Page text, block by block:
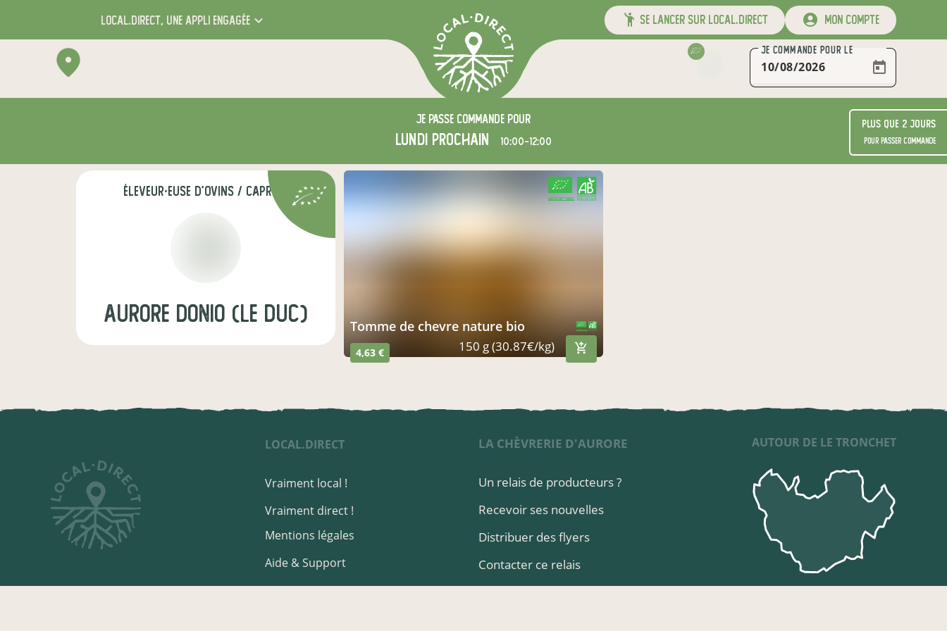
local.direct, une appli engagée se lancer sur local.direct mon compte
JE COMMANDE POUR LE
Je passe commande pour
lundi prochain 10:00-12:00
Plus que 2 jours
pour passer commande
éleveur·euse d'ovins / caprins
aurore donio (le duc) tomme de chevre nature bio
4,63 € 150 g (30.87€/kg)
CERTIFIÉ PAR FR-BIO-13
AGRICULTURE FRANCE
LOCAL.DIRECT
Vraiment local !
Vraiment direct !
Mentions légales
Aide & Support
LA CHÈVRERIE D'AURORE
Un relais de producteurs ?
Recevoir ses nouvelles
Distribuer des flyers
Contacter ce relais
AUTOUR DE LE TRONCHET